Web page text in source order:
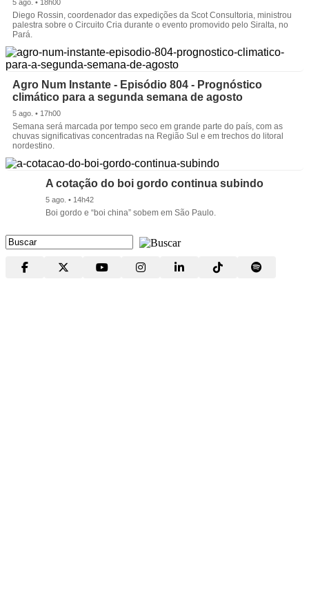
5 ago. • 18h00
Diego Rossin, coordenador das expedições da Scot Consultoria, ministrou
palestra sobre o Circuito Cria durante o evento promovido pelo Siralta, no
Pará.
Agro Num Instante - Episódio 804 - Prognóstico
climático para a segunda semana de agosto
5 ago. • 17h00
Semana será marcada por tempo seco em grande parte do país, com as
chuvas significativas concentradas na Região Sul e em trechos do litoral
nordestino.
A cotação do boi gordo continua subindo
5 ago. • 14h42
Boi gordo e “boi china” sobem em São Paulo.